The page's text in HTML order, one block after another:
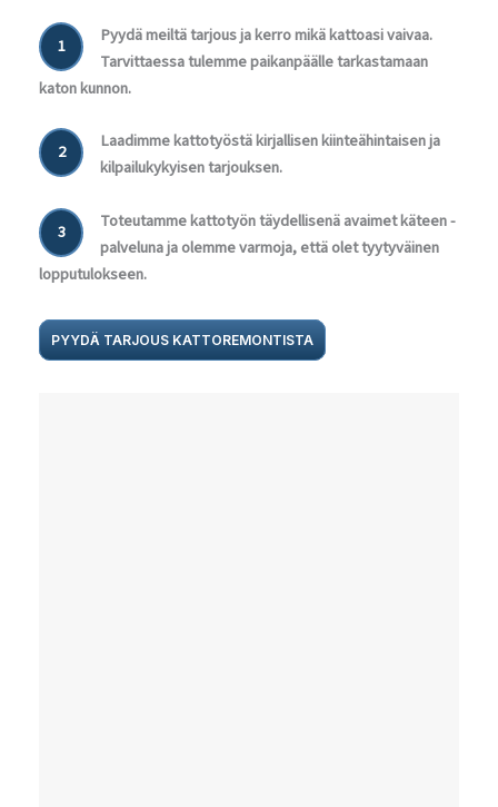
1
Pyydä meiltä tarjous ja kerro mikä kattoasi vaivaa.
Tarvittaessa tulemme paikanpäälle tarkastamaan
katon kunnon.
2
Laadimme kattotyöstä kirjallisen kiinteähintaisen ja
kilpailukykyisen tarjouksen.
3
Toteutamme kattotyön täydellisenä avaimet käteen -
palveluna ja olemme varmoja, että olet tyytyväinen
lopputulokseen.
PYYDÄ TARJOUS KATTOREMONTISTA